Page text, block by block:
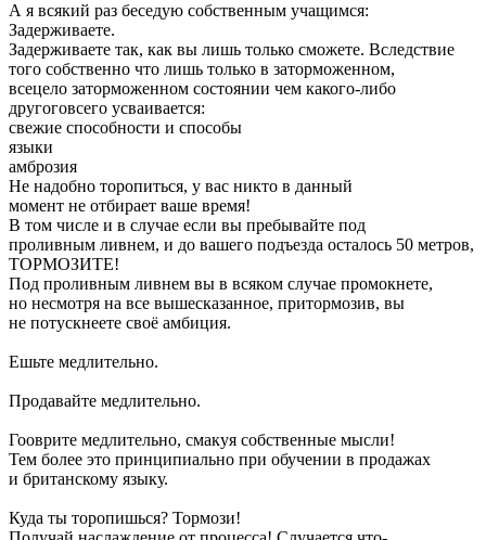
А я всякий раз беседую собственным учащимся:
Задерживаете.
Задерживаете так, как вы лишь только сможете. Вследствие
того собственно что лишь только в заторможенном,
всецело заторможенном состоянии чем какого-либо
другоговсего усваивается:
свежие способности и способы
языки
амброзия
Не надобно торопиться, у вас никто в данный
момент не отбирает ваше время!
В том числе и в случае если вы пребывайте под
проливным ливнем, и до вашего подъезда осталось 50 метров,
ТОРМОЗИТЕ!
Под проливным ливнем вы в всяком случае промокнете,
но несмотря на все вышесказанное, притормозив, вы
не потускнеете своё амбиция.
Ешьте медлительно.
Продавайте медлительно.
Гооврите медлительно, смакуя собственные мысли!
Тем более это принципиально при обучении в продажах
и британскому языку.
Куда ты торопишься? Тормози!